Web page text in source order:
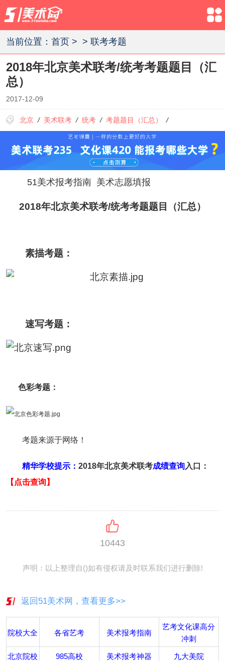
当前位置： 首页> > 联考考题
2018年北京美术联考/统考考题题目（汇
总）
2017-12-09
北京 / 美术联考 / 统考 / 考题题目（汇总） /
51美术报考指南 美术志愿填报
2018年北京美术联考/统考考题题目（汇总）
素描考题：
速写考题：
色彩考题：
考题来源于网络！
精华学校提示： 2018年北京美术联考成绩查询入口：
【 点击查询】
10443
声明：以上整理自()如有侵权请及时联系我们进行删除!
返回51美术网，查看更多>>
院校大全 各省艺考 美术报考指南
艺考文化课高分
冲刺
北京院校 985高校 美术报考神器 九大美院